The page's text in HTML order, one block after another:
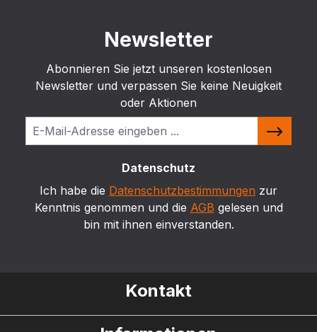
Newsletter
Abonnieren Sie jetzt unseren kostenlosen
Newsletter und verpassen Sie keine Neuigkeit
oder Aktionen
Datenschutz
Ich habe die Datenschutzbestimmungen zur
Kenntnis genommen und die AGB gelesen und
bin mit ihnen einverstanden.
Kontakt